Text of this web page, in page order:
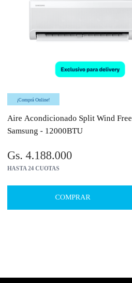
¡Comprá Online!
Aire Acondicionado Split Wind Free
Samsung - 12000BTU
Gs. 4.188.000
HASTA 24 CUOTAS
COMPRAR